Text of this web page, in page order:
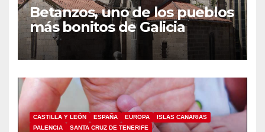
Betanzos, uno de los pueblos
más bonitos de Galicia
CASTILLA Y LEÓN ESPAÑA EUROPA
ISLAS CANARIAS
PALENCIA
SANTA CRUZ DE TENERIFE